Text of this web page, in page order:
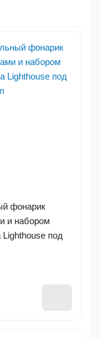
фонарик
и набором
Lighthouse под